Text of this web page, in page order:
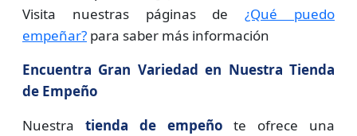
Visita nuestras páginas de¿Qué puedo
empeñar? para saber más información
Encuentra Gran Variedad en Nuestra Tienda
de Empeño
Nuestra tienda de empeño te ofrece una